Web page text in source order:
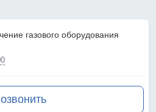
газового оборудования